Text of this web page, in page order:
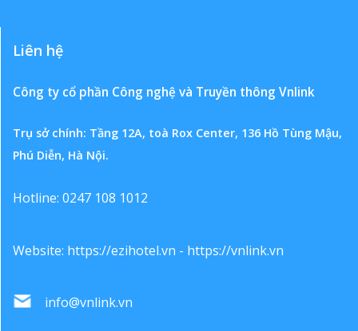
Liên hệ
Công ty cổ phần Công nghệ và Truyền thông Vnlink
Trụ sở chính: Tầng 12A, toà Rox Center, 136 Hồ Tùng Mậu,
Phú Diễn, Hà Nội.
Hotline: 0247 108 1012
Website: https://ezihotel.vn - https://vnlink.vn
info@vnlink.vn